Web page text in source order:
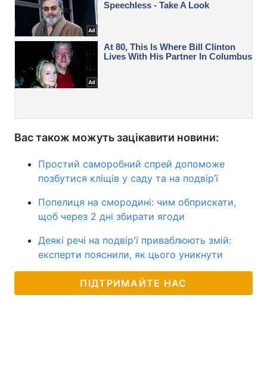
Вас також можуть зацікавити новини:
Простий саморобний спрей допоможе
позбутися кліщів у саду та на подвір’ї
Попелиця на смородині: чим обприскати,
щоб через 2 дні збирати ягоди
Деякі речі на подвір'ї приваблюють змій:
експерти пояснили, як цього уникнути
ПІДТРИМАЙТЕ НАС